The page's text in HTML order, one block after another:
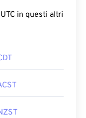
in questi altri